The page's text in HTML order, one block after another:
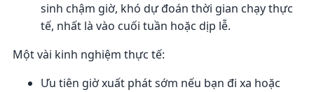
sinh chậm giờ, khó dự đoán thời gian chạy thực
tế, nhất là vào cuối tuần hoặc dịp lễ.
Một vài kinh nghiệm thực tế:
Ưu tiên giờ xuất phát sớm nếu bạn đi xa hoặc